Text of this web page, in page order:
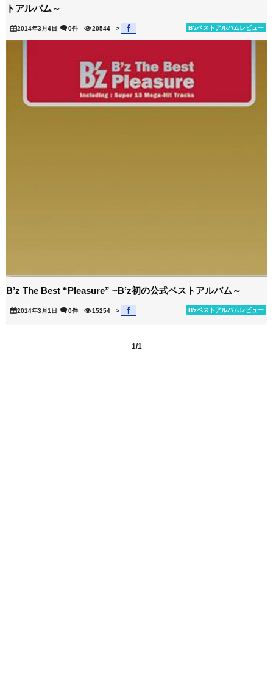
トアルバム～
2014年3月4日 B'zベストアルバムレビュー
0件 20544 >
B’z The Best “Pleasure” ~B’z初の公式ベストアルバム～
2014年3月1日 B'zベストアルバムレビュー
0件 15254 >
1/1